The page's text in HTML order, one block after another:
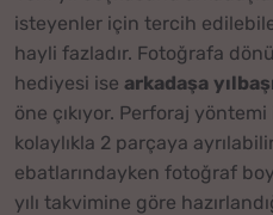
isteyenler için tercih
hayli fazladır. Fotoğrafa
hediyesi ise arkadaşa
öne çıkıyor. Perforaj
kolaylıkla 2 parçaya
ebatlarındayken fotoğraf
yılı takvimine göre